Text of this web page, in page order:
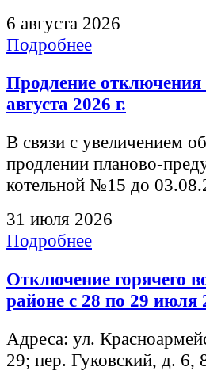
6 августа 2026
Подробнее
Продление
августа 2026 г.
В связи с увеличением
продлении планово-
котельной №15 до
31 июля 2026
Подробнее
Отключение горячего
районе с 28 по 29 июля
Адреса: ул.
29; пер. Гуковский, д. 6,